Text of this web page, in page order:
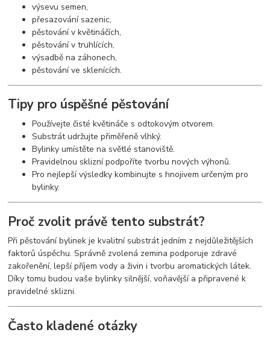
výsevu semen,
přesazování sazenic,
pěstování v květináčích,
pěstování v truhlících,
výsadbě na záhonech,
pěstování ve sklenících.
Tipy pro úspěšné pěstování
Používejte čisté květináče s odtokovým otvorem.
Substrát udržujte přiměřeně vlhký.
Bylinky umístěte na světlé stanoviště.
Pravidelnou sklizní podpoříte tvorbu nových výhonů.
Pro nejlepší výsledky kombinujte s hnojivem určeným pro
bylinky.
Proč zvolit právě tento substrát?
Při pěstování bylinek je kvalitní substrát jedním z nejdůležitějších
faktorů úspěchu. Správně zvolená zemina podporuje zdravé
zakořenění, lepší příjem vody a živin i tvorbu aromatických látek.
Díky tomu budou vaše bylinky silnější, voňavější a připravené k
pravidelné sklizni.
Často kladené otázky